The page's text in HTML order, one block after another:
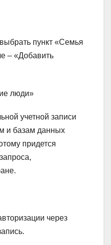
пункт «Семья
– «Добавить
учетной записи
и базам данных
придется
через